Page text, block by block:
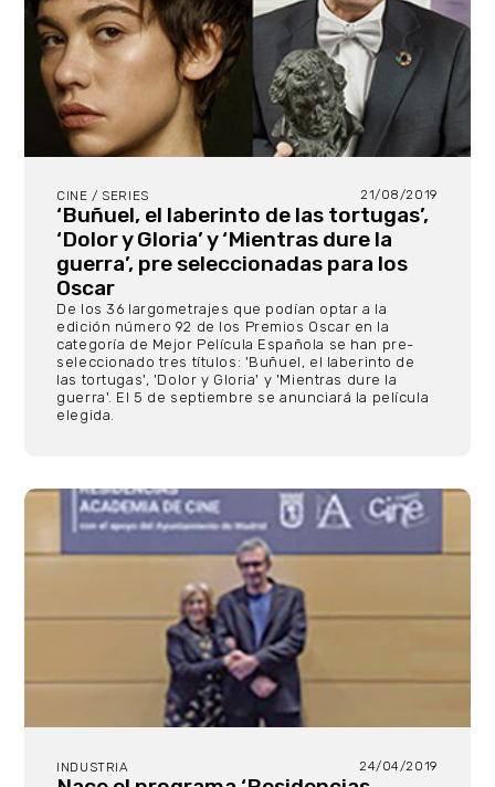
CINE / SERIES 21/08/2019
‘Buñuel, el laberinto de las tortugas’,
‘Dolor y Gloria’ y ‘Mientras dure la
guerra’, pre seleccionadas para los
Oscar
De los 36 largometrajes que podían optar a la
edición número 92 de los Premios Oscar en la
categoría de Mejor Película Española se han pre-
seleccionado tres títulos: 'Buñuel, el laberinto de
las tortugas', 'Dolor y Gloria' y 'Mientras dure la
guerra'. El 5 de septiembre se anunciará la película
elegida.
INDUSTRIA 24/04/2019